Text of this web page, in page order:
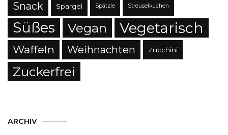
Snack Spargel Spätzle Streuselkuchen
Süßes Vegan Vegetarisch
Waffeln Weihnachten Zucchini
Zuckerfrei
ARCHIV